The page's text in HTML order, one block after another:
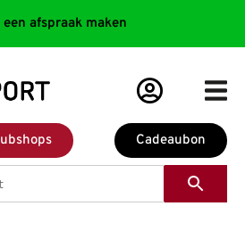
afspraak maken
Cadeaubon